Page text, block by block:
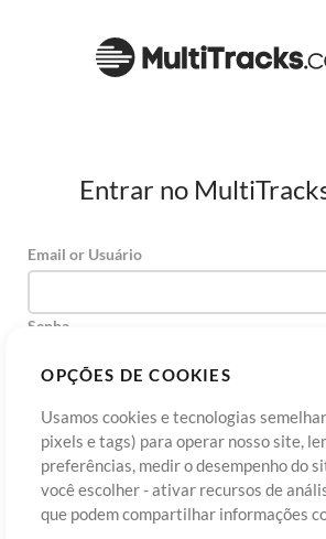
OPÇÕES DE COOKIES
Usamos cookies e tecnologias
pixels e tags) para operar nosso site,
preferências, medir o desempenho do
você escolher - ativar recursos de
que podem compartilhar informações
Entrar no
Email or Usuário
Senha
Cadastre-seEsqueceu sua senha?
Termos de Uso Política de
Contato